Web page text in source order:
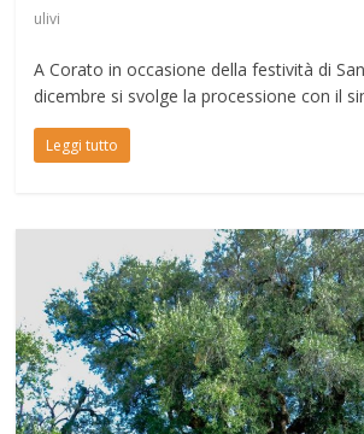
ulivi
A Corato in occasione della festività di
dicembre si svolge la processione con il
Leggi tutto